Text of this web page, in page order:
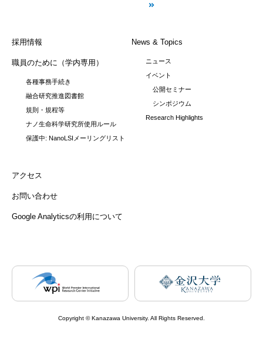
採用情報
職員のために（学内専用）
各種事務手続き
融合研究推進図書館
規則・規程等
ナノ生命科学研究所使用ルール
保護中: NanoLSIメーリングリスト
News & Topics
ニュース
イベント
公開セミナー
シンポジウム
Research Highlights
アクセス
お問い合わせ
Google Analyticsの利用について
Copyright © Kanazawa University. All Rights Reserved.